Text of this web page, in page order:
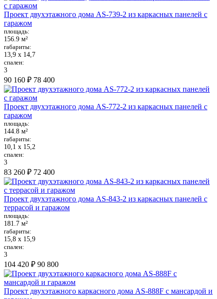
Проект двухэтажного дома AS-739-2 из каркасных панелей с
гаражом
площадь:
156.9 м²
габариты:
13,9 х 14,7
спален:
3
90 160 ₽ 78 400
Проект двухэтажного дома AS-772-2 из каркасных панелей с
гаражом
площадь:
144.8 м²
габариты:
10,1 х 15,2
спален:
3
83 260 ₽ 72 400
Проект двухэтажного дома AS-843-2 из каркасных панелей с
террасой и гаражом
площадь:
181.7 м²
габариты:
15,8 х 15,9
спален:
3
104 420 ₽ 90 800
Проект двухэтажного каркасного дома AS-888F с мансардой и